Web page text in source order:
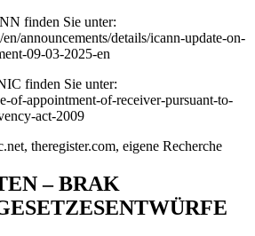
finden Sie unter:
announcements/details/icann-update-on-
09-03-2025-en
finden Sie unter:
of-appointment-of-receiver-pursuant-to-
act-2009
theregister.com, eigene Recherche
– BRAK